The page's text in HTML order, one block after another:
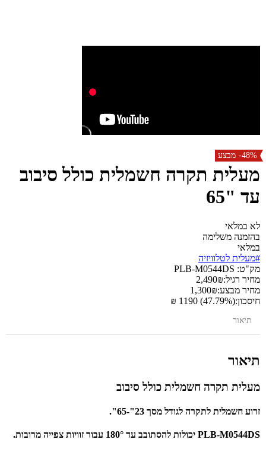
מבצע -48%
מעלית תקרה חשמלית כולל סיבוב
עד "65
לא במלאי
בהזמנה משלימה
במלאי
#מעלית לטלוויזיה
מק"ט: PLB-M0544DS
מחיר רגיל:
2,490₪
מחיר מבצע:
1,300₪
חיסכון:(47.79%) 1190 ₪
תיאור
תיאור
מעלית תקרה חשמלית כולל סיבוב
זרוע חשמלית לתקרה לגודל מסך 23"-65"
.
PLB-M0544DS יכולות להסתובב עד 180° עבור זוויות צפייה מרובות.